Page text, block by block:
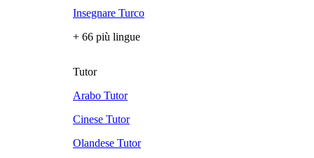
Insegnare Turco
+ 66 più lingue
Tutor
Arabo Tutor
Cinese Tutor
Olandese Tutor